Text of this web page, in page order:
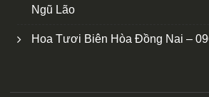
Ngũ Lão
Hoa Tươi Biên Hòa Đồng Nai –